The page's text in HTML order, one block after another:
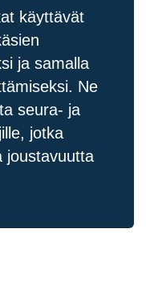
käyttävät
ja samalla
Ne
seura- ja
jotka
joustavuutta